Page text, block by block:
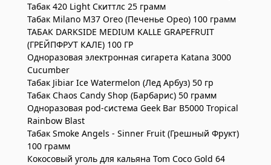
Табак 420 Light Скиттлс 25 грамм
Табак Milano M37 Oreo (Печенье Орео) 100 грамм
ТАБАК DARKSIDE MEDIUM KALLE GRAPEFRUIT
(ГРЕЙПФРУТ КАЛЕ) 100 ГР
Одноразовая электронная сигарета Katana 3000
Cucumber
Табак Jibiar Ice Watermelon (Лед Арбуз) 50 гр
Табак Chaos Candy Shop (Барбарис) 50 грамм
Одноразовая pod-система Geek Bar B5000 Tropical
Rainbow Blast
Табак Smoke Angels - Sinner Fruit (Грешный Фрукт)
100 грамм
Кокосовый уголь для кальяна Tom Coco Gold 64